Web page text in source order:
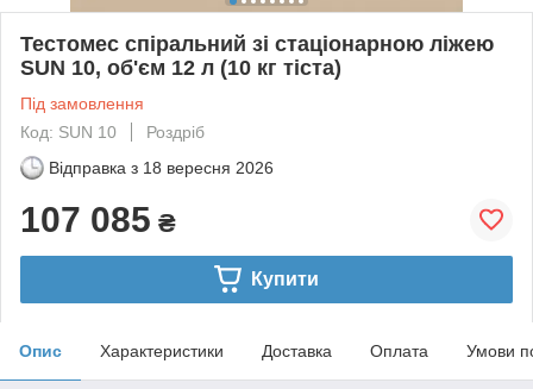
Тестомес спіральний зі стаціонарною ліжею
SUN 10, об'єм 12 л (10 кг тіста)
Під замовлення
Код: SUN 10
Роздріб
Відправка з 18 вересня 2026
107 085 ₴
Купити
Опис Характеристики Доставка Оплата Умови